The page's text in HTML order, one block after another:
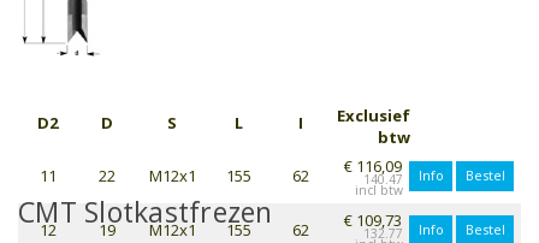
D2 D S L I
Exclusief
btw
11
22 M12x1 155 62 € 116,09
140.47 Info Bestel
12 19 M12x1 155 62 € 109,73
132.77 Info Bestel
CMT Slotkastfrezen